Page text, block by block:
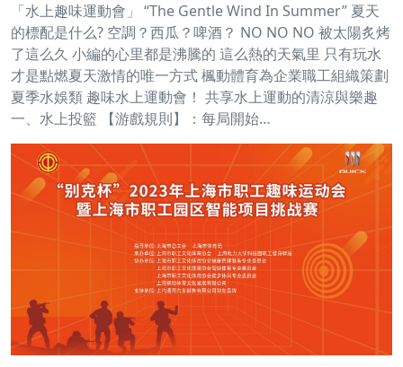
「水上趣味運動會」 “The Gentle Wind In Summer” 夏天
的標配是什么? 空調？西瓜？啤酒？ NO NO NO 被太陽炙烤
了這么久 小編的心里都是沸騰的 這么熱的天氣里 只有玩水
才是點燃夏天激情的唯一方式 楓動體育為企業職工組織策劃
夏季水娛類 趣味水上運動會！ 共享水上運動的清涼與樂趣
一、水上投籃 【游戲規則】：每局開始…